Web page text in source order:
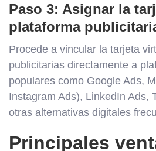
Paso 3: Asignar la
plataforma
Procede a vincular la tarjeta
publicitarias directamente a
populares como Google Ads,
Instagram Ads), LinkedIn Ads,
otras alternativas digitales
Principales